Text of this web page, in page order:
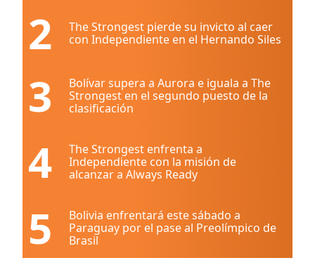
2
The Strongest pierde su invicto al caer
con Independiente en el Hernando Siles
3
Bolívar supera a Aurora e iguala a The
Strongest en el segundo puesto de la
clasificación
4
The Strongest enfrenta a
Independiente con la misión de
alcanzar a Always Ready
5
Bolivia enfrentará este sábado a
Paraguay por el pase al Preolímpico de
Brasil